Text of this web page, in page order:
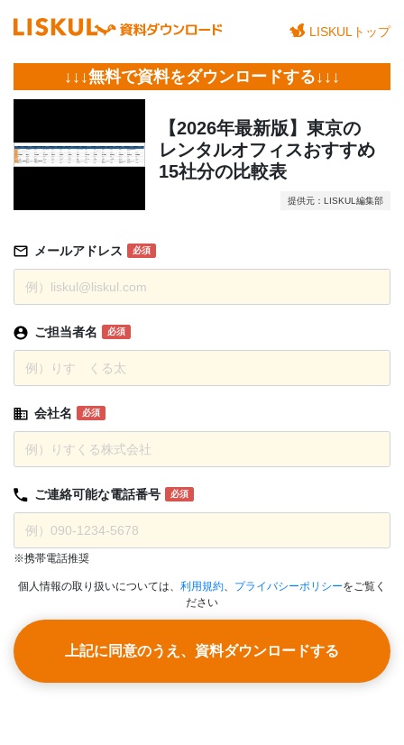
LISKULトップ
↓↓↓無料で資料をダウンロードする↓↓↓
【2026年最新版】東京の
レンタルオフィスおすすめ
15社分の比較表
提供元：LISKUL編集部
メールアドレス 必須
ご担当者名 必須
会社名 必須
ご連絡可能な電話番号 必須
※携帯電話推奨
個人情報の取り扱いについては、 利用規約、 プライバシーポリシーをご覧く
ださい
上記に同意のうえ、資料ダウンロードする